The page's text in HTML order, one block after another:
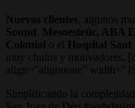
Nuevos clientes, algunos
Sound, Mesoestetic, ABA
Colonial o el Hospital Sant
muy chulos y motivadores.
align="alignnone"
Simplificando la